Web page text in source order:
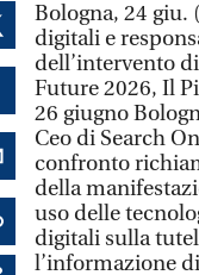
Bologna, 24
digitali e
dell’intervento
Future 2026, Il
26 giugno
Ceo di Search
confronto
della
uso delle
digitali sulla
l’informazione